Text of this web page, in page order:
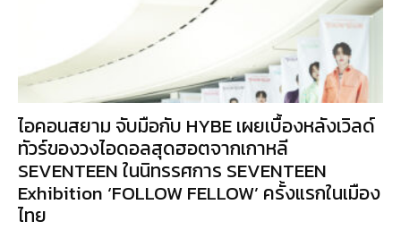
ไอคอนสยาม จับมือกับ HYBE เผยเบื้องหลังเวิลด์
ทัวร์ของวงไอดอลสุดฮอตจากเกาหลี
SEVENTEEN ในนิทรรศการ SEVENTEEN
Exhibition ‘FOLLOW FELLOW’ ครั้งแรกในเมือง
ไทย